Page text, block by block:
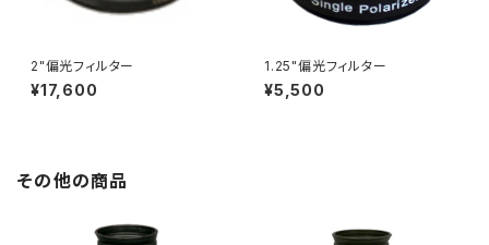
2"偏光フィルター
¥17,600
1.25"偏光フィルター
¥5,500
その他の商品